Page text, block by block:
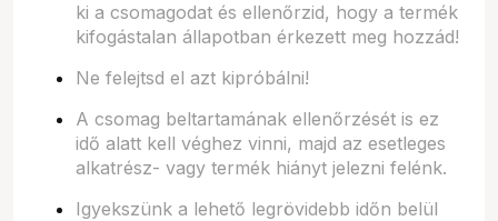
ki a csomagodat és ellenőrzid, hogy a termék
kifogástalan állapotban érkezett meg hozzád!
Ne felejtsd el azt kipróbálni!
A csomag beltartamának ellenőrzését is ez
idő alatt kell véghez vinni, majd az esetleges
alkatrész- vagy termék hiányt jelezni felénk.
Igyekszünk a lehető legrövidebb időn belül